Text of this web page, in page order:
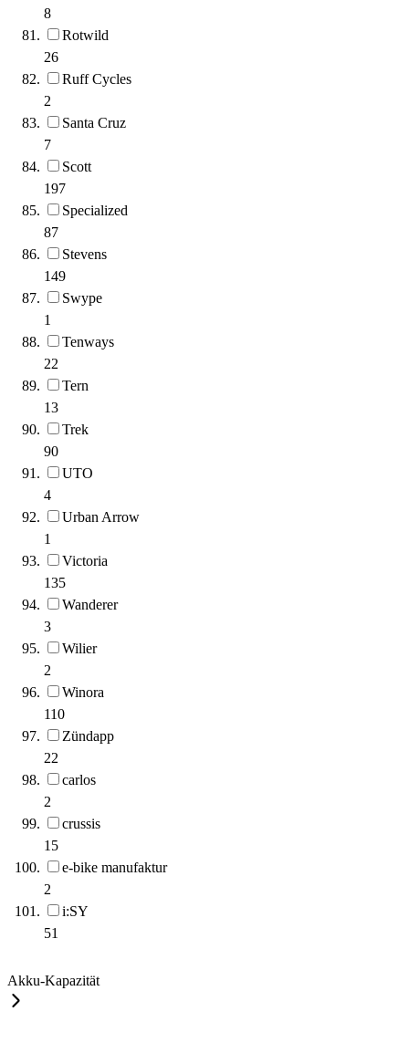
8
Rotwild
26
Ruff Cycles
2
Santa Cruz
7
Scott
197
Specialized
87
Stevens
149
Swype
1
Tenways
22
Tern
13
Trek
90
UTO
4
Urban Arrow
1
Victoria
135
Wanderer
3
Wilier
2
Winora
110
Zündapp
22
carlos
2
crussis
15
e-bike manufaktur
2
i:SY
51
Akku-Kapazität